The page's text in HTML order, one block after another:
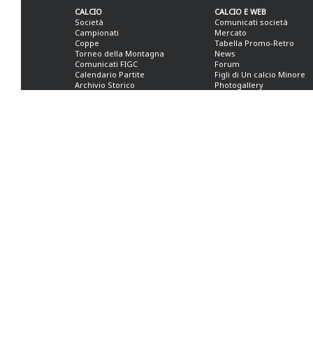
CALCIO
Società
Campionati
Coppe
Torneo della Montagna
Comunicati FIGC
Calendario Partite
Archivio Storico
CALCIO E WEB
Comunicati società
Mercato
Tabella Promo-Retro
News
Forum
Figli di Un calcio Minore
Photogallery